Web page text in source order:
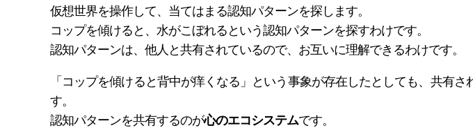
仮想世界を操作して、当てはまる認知パターンを探します。
コップを傾けると、水がこぼれるという認知パターンを探すわけです。
認知パターンは、他人と共有されているので、お互いに理解できるわけです。
「コップを傾けると背中が痒くなる」という事象が存在したとしても、共有
す。
認知パターンを共有するのが心のエコシステムです。